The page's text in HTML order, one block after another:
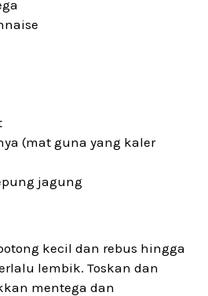
(mat guna yang kaler
jagung
kecil dan rebus hingga
lembik. Toskan dan
mentega dan